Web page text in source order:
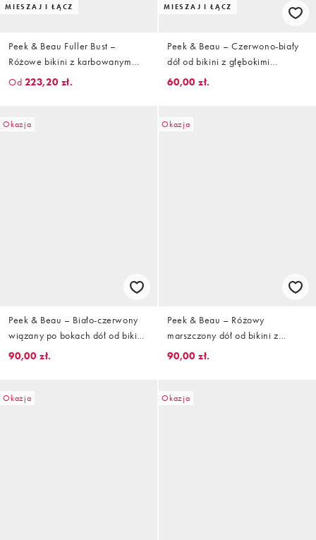
MIESZAJ I ŁĄCZ
Peek & Beau Fuller Bust –
Różowe bikini z karbowanym
wykończeniem
Od 223,20 zł.
MIESZAJ I ŁĄCZ
Peek & Beau – Czerwono-biały
dół od bikini z głębokimi
wcięciami w groszki
60,00 zł.
Okazja
Peek & Beau – Biało-czerwony
wiązany po bokach dół od bikini
w groszki
90,00 zł.
Okazja
Peek & Beau – Różowy
marszczony dół od bikini z
podwyższonym stanem
90,00 zł.
Okazja Okazja